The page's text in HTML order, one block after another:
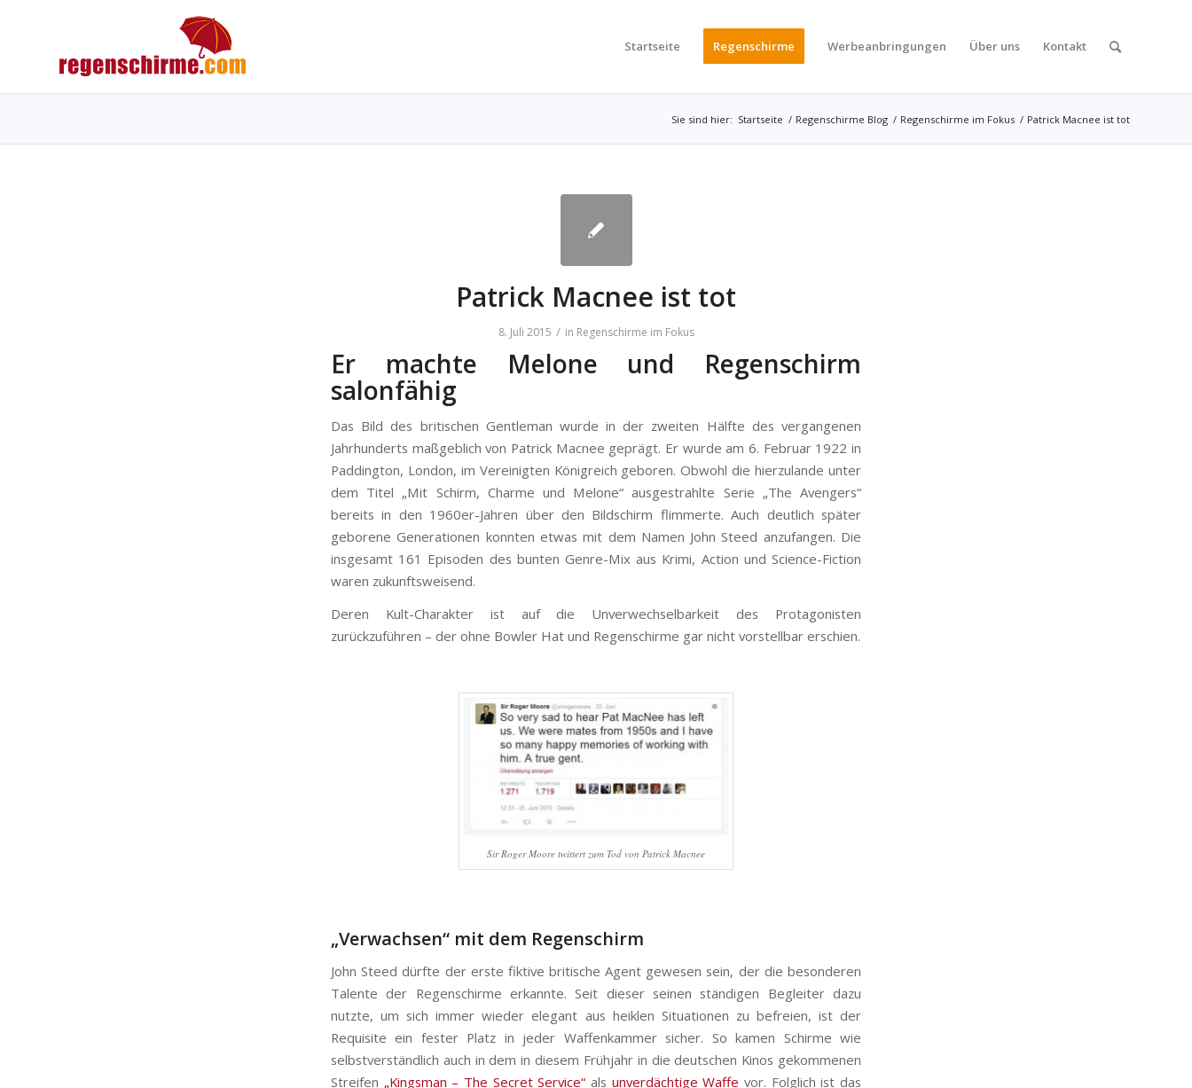
Startseite Regenschirme Werbeanbringungen Über uns Kontakt
Sie sind hier: Startseite / Regenschirme Blog / Regenschirme im Fokus / Patrick Macnee ist tot
Patrick Macnee ist tot
8. Juli 2015 / in Regenschirme im Fokus
Er machte Melone und Regenschirm
salonfähig
Das Bild des britischen Gentleman wurde in der zweiten Hälfte des vergangenen
Jahrhunderts maßgeblich von Patrick Macnee geprägt. Er wurde am 6. Februar 1922 in
Paddington, London, im Vereinigten Königreich geboren.Obwohl die hierzulande unter
dem Titel „Mit Schirm, Charme und Melone“ ausgestrahlte Serie „The Avengers“
bereits in den 1960er-Jahren über den Bildschirm flimmerte. Auch deutlich später
geborene Generationen konnten etwas mit dem Namen John Steed anzufangen. Die
insgesamt 161 Episoden des bunten Genre-Mix aus Krimi, Action und Science-Fiction
waren zukunftsweisend.
Deren Kult-Charakter ist auf die Unverwechselbarkeit des Protagonisten
zurückzuführen – der ohne Bowler Hat und Regenschirme gar nicht vorstellbar erschien.
Sir Roger Moore twittert zum Tod von Patrick Macnee
„Verwachsen“ mit dem Regenschirm
John Steed dürfte der erste fiktive britische Agent gewesen sein, der die besonderen
Talente der Regenschirme erkannte. Seit dieser seinen ständigen Begleiter dazu
nutzte, um sich immer wieder elegant aus heiklen Situationen zu befreien, ist der
Requisite ein fester Platz in jeder Waffenkammer sicher. So kamen Schirme wie
selbstverständlich auch in dem in diesem Frühjahr in die deutschen Kinos gekommenen
Streifen „Kingsman – The Secret Service“ als unverdächtige Waffe vor. Folglich ist das